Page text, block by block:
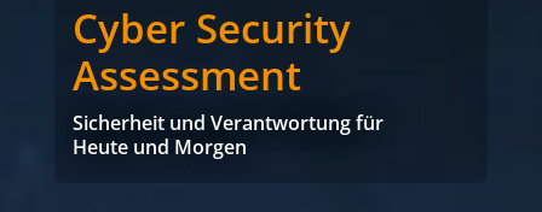
Cyber Security
Assessment
Sicherheit und Verantwortung für
Heute und Morgen